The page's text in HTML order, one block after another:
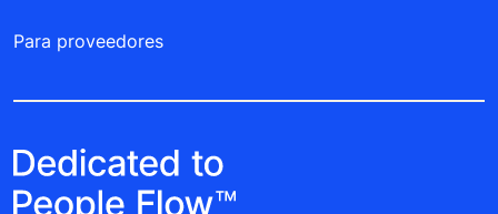
Para proveedores